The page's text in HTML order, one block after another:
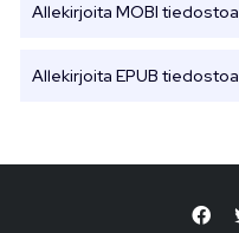
Allekirjoita MOBI tiedostoa
Allekirjoita EPUB tiedostoa